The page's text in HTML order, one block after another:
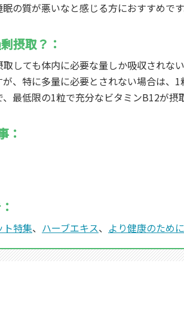
の質が悪いなと感じる方におすすめです
摂取？：
しても体内に必要な量しか吸収されな
、特に多量に必要とされない場合は
最低限の1粒で充分なビタミンB12が摂
：
ト特集、 ハーブエキス、 より健康のために